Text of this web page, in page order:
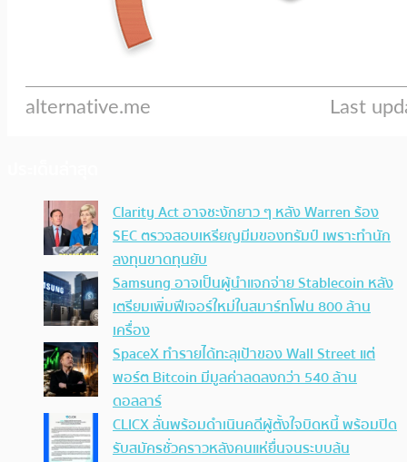
Clarity Act อาจชะงักยาว ๆ หลัง Warren ร้อง
SEC ตรวจสอบเหรียญมีมของทรัมป์ เพราะทำนัก
ลงทุนขาดทุนยับ
Samsung อาจเป็นผู้นำแจกจ่าย Stablecoin หลัง
เตรียมเพิ่มฟีเจอร์ใหม่ในสมาร์ทโฟน 800 ล้าน
เครื่อง
SpaceX ทำรายได้ทะลุเป้าของ Wall Street แต่
พอร์ต Bitcoin มีมูลค่าลดลงกว่า 540 ล้าน
ดอลลาร์
CLICX ลั่นพร้อมดำเนินคดีผู้ตั้งใจบิดหนี้ พร้อมปิด
รับสมัครชั่วคราวหลังคนแห่ยื่นจนระบบล้น